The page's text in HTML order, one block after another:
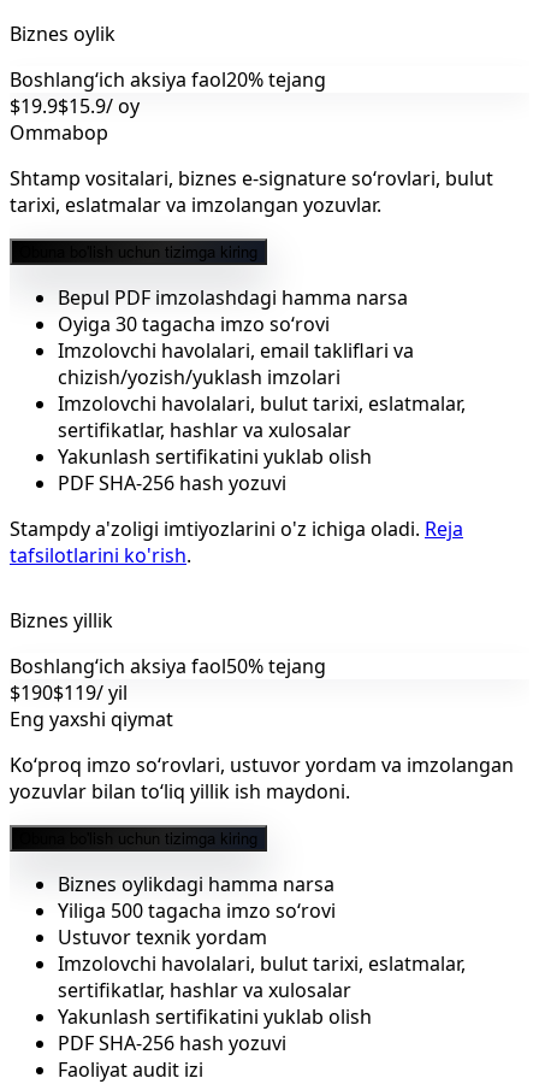
Biznes oylik
Boshlangʻich aksiya faol20% tejang
$19.9$15.9/ oy
Ommabop
Shtamp vositalari, biznes e-signature so‘rovlari, bulut
tarixi, eslatmalar va imzolangan yozuvlar.
Obuna bo'lish uchun tizimga kiring
Bepul PDF imzolashdagi hamma narsa
Oyiga 30 tagacha imzo so‘rovi
Imzolovchi havolalari, email takliflari va
chizish/yozish/yuklash imzolari
Imzolovchi havolalari, bulut tarixi, eslatmalar,
sertifikatlar, hashlar va xulosalar
Yakunlash sertifikatini yuklab olish
PDF SHA-256 hash yozuvi
Stampdy a'zoligi imtiyozlarini o'z ichiga oladi. Reja
tafsilotlarini ko'rish.
Biznes yillik
Boshlangʻich aksiya faol50% tejang
$190$119/ yil
Eng yaxshi qiymat
Ko‘proq imzo so‘rovlari, ustuvor yordam va imzolangan
yozuvlar bilan to‘liq yillik ish maydoni.
Obuna bo'lish uchun tizimga kiring
Biznes oylikdagi hamma narsa
Yiliga 500 tagacha imzo so‘rovi
Ustuvor texnik yordam
Imzolovchi havolalari, bulut tarixi, eslatmalar,
sertifikatlar, hashlar va xulosalar
Yakunlash sertifikatini yuklab olish
PDF SHA-256 hash yozuvi
Faoliyat audit izi